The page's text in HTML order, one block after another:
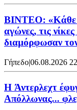
ΒΙΝΤΕΟ: «Κάθε
αγώνες, τις
διαμόρφωσαν
Γήπεδο|06.08.2026
H Άντερλεχτ
Απόλλωνας...